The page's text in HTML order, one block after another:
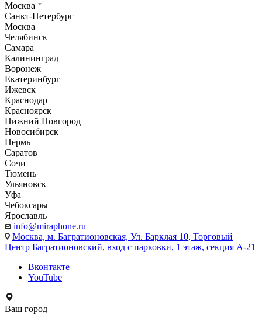
Москва
Санкт-Петербург
Москва
Челябинск
Самара
Калининград
Воронеж
Екатеринбург
Ижевск
Краснодар
Красноярск
Нижний Новгород
Новосибирск
Пермь
Саратов
Сочи
Тюмень
Ульяновск
Уфа
Чебоксары
Ярославль
info@miraphone.ru
Москва, м. Багратионовская, Ул. Барклая 10, Торговый
Центр Багратионовский, вход с парковки, 1 этаж, секция А-21
Вконтакте
YouTube
Ваш город